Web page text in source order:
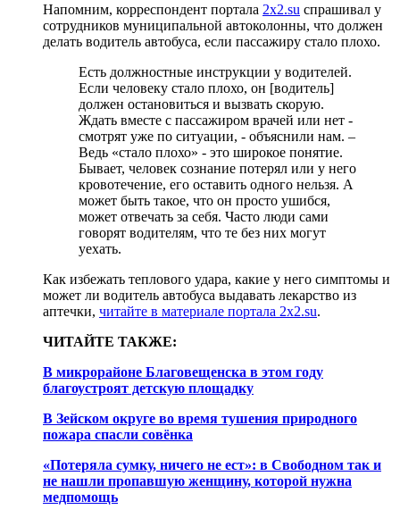
Напомним, корреспондент портала 2х2.su спрашивал у
сотрудников муниципальной автоколонны, что должен
делать водитель автобуса, если пассажиру стало плохо.
Есть должностные инструкции у водителей.
Если человеку стало плохо, он [водитель]
должен остановиться и вызвать скорую.
Ждать вместе с пассажиром врачей или нет -
смотрят уже по ситуации, - объяснили нам. –
Ведь «стало плохо» - это широкое понятие.
Бывает, человек сознание потерял или у него
кровотечение, его оставить одного нельзя. А
может быть такое, что он просто ушибся,
может отвечать за себя. Часто люди сами
говорят водителям, что те без них могут
уехать.
Как избежать теплового удара, какие у него симптомы и
может ли водитель автобуса выдавать лекарство из
аптечки, читайте в материале портала 2х2.su.
ЧИТАЙТЕ ТАКЖЕ:
В микрорайоне Благовещенска в этом году
благоустроят детскую площадку
В Зейском округе во время тушения природного
пожара спасли совёнка
«Потеряла сумку, ничего не ест»: в Свободном так и
не нашли пропавшую женщину, которой нужна
медпомощь